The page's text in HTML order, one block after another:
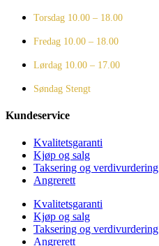
Torsdag 10.00 – 18.00
Fredag 10.00 – 18.00
Lørdag 10.00 – 17.00
Søndag Stengt
Kundeservice
Kvalitetsgaranti
Kjøp og salg
Taksering og verdivurdering
Angrerett
Kvalitetsgaranti
Kjøp og salg
Taksering og verdivurdering
Angrerett